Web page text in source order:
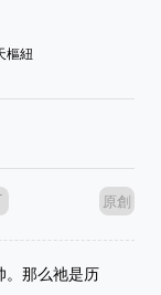
樞紐
原創
。那么祂是历